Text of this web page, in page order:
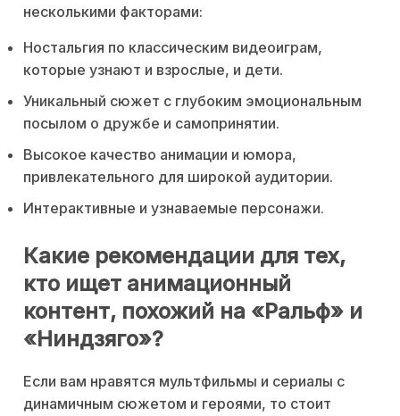
несколькими факторами:
Ностальгия по классическим видеоиграм,
которые узнают и взрослые, и дети.
Уникальный сюжет с глубоким эмоциональным
посылом о дружбе и самопринятии.
Высокое качество анимации и юмора,
привлекательного для широкой аудитории.
Интерактивные и узнаваемые персонажи.
Какие рекомендации для тех,
кто ищет анимационный
контент, похожий на «Ральф» и
«Ниндзяго»?
Если вам нравятся мультфильмы и сериалы с
динамичным сюжетом и героями, то стоит